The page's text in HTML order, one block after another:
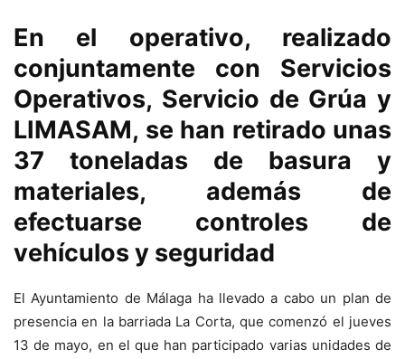
En el operativo, realizado
conjuntamente con Servicios
Operativos, Servicio de Grúa y
LIMASAM, se han retirado unas
37 toneladas de basura y
materiales, además de
efectuarse controles de
vehículos y seguridad
El Ayuntamiento de Málaga ha llevado a cabo un plan de
presencia en la barriada La Corta, que comenzó el jueves
13 de mayo, en el que han participado varias unidades de